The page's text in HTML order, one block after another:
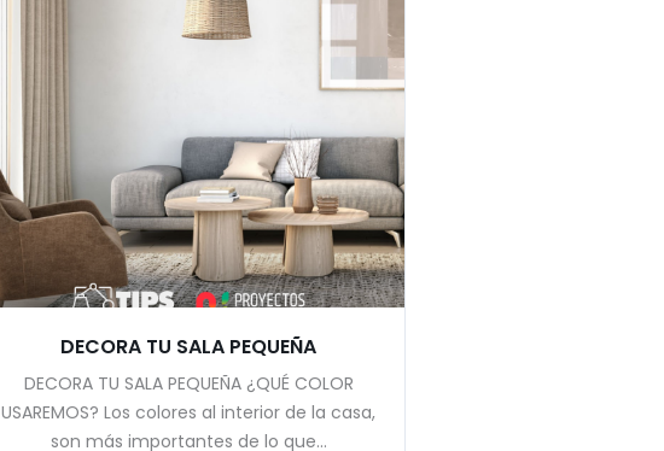
DECORA TU SALA PEQUEÑA
DECORA TU SALA PEQUEÑA ¿QUÉ COLOR
USAREMOS? Los colores al interior de la casa,
son más importantes de lo que...